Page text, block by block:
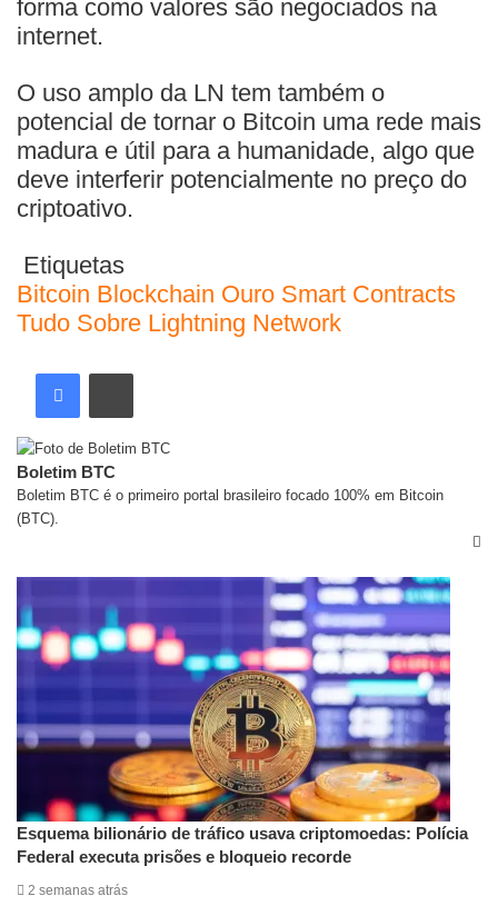
forma como valores são negociados na
internet.
O uso amplo da LN tem também o
potencial de tornar o Bitcoin uma rede mais
madura e útil para a humanidade, algo que
deve interferir potencialmente no preço do
criptoativo.
Etiquetas
Bitcoin Blockchain Ouro Smart Contracts
Tudo Sobre Lightning Network
Boletim BTC
Boletim BTC é o primeiro portal brasileiro focado 100% em Bitcoin
(BTC).
Esquema bilionário de tráfico usava criptomoedas: Polícia
Federal executa prisões e bloqueio recorde
2 semanas atrás